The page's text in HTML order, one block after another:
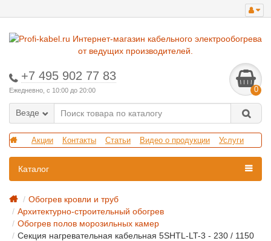
+7 495 902 77 83
Ежедневно, с 10:00 до 20:00 0
Везде
Акции Контакты Статьи Видео о продукции Услуги
Каталог
Обогрев кровли и труб
Архитектурно-строительный обогрев
Обогрев полов морозильных камер
Секция нагревательная кабельная 5SHTL-LT-3 - 230 / 1150